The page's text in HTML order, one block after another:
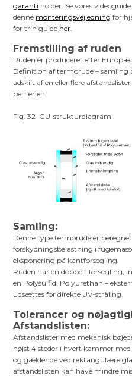
garanti holder. Se vores
denne monteringsvejledning for
for trin guide her
Fremstilling af ruden
Ruden er produceret efter
Definition af termorude – samling
adskilt af en eller flere
periferien.
Fig. 32 IGU-strukturdiagram
Samling:
Denne type termorude er
forskydningsbelastning i
eksponering på kantforsegling.
Ruden har en dobbelt forsegling,
en Polysulfid, Polyurethan –
udsættes for direkte UV-stråling.
Tolerancer og
Afstandslisten:
Afstandslister med mekanisk
højst 4 steder i hvert kammer
og gældende ved rektangulære
afstandslisten kan have mindre